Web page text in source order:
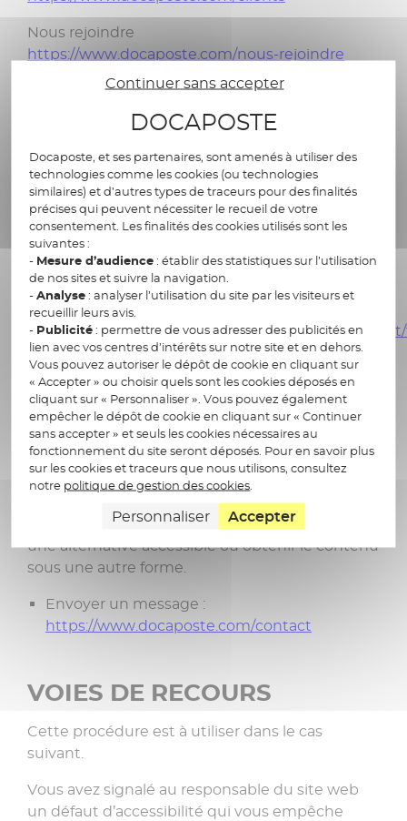
Nous rejoindre
https://www.docaposte.com/nous-rejoindre
Mentions légales
https://www.docaposte.com/informations-
Données personnelles
https://www.docaposte.com/donnees-
personnelles
Plan du site
https://www.docaposte.com/plan-de-site
Podcast
https://www.docaposte.com/mediatheque/
inno
RETOUR D’INFORMATION
ET CONTACT
Si vous n’arrivez pas à accéder à un contenu ou
à un service, vous pouvez contacter le
responsable du site web pour être orienté vers
une alternative accessible ou obtenir le contenu
sous une autre forme.
Envoyer un message :
https://www.docaposte.com/contact
VOIES DE RECOURS
Cette procédure est à utiliser dans le cas
suivant.
Vous avez signalé au responsable du site web
un défaut d’accessibilité qui vous empêche
Continuer sans accepter
DOCAPOSTE
Docaposte, et ses partenaires, sont amenés à utiliser des
technologies comme les cookies (ou technologies
similaires) et d’autres types de traceurs pour des finalités
précises qui peuvent nécessiter le recueil de votre
consentement. Les finalités des cookies utilisés sont les
suivantes :
- Mesure d’audience: établir des statistiques sur l’utilisation
de nos sites et suivre la navigation.
-Analyse: analyser l’utilisation du site par les visiteurs et
recueillir leurs avis.
- Publicité: permettre de vous adresser des publicités en
lien avec vos centres d’intérêts sur notre site et en dehors.
Vous pouvez autoriser le dépôt de cookie en cliquant sur
« Accepter » ou choisir quels sont les cookies déposés en
cliquant sur « Personnaliser ». Vous pouvez également
empêcher le dépôt de cookie en cliquant sur « Continuer
sans accepter » et seuls les cookies nécessaires au
fonctionnement du site seront déposés. Pour en savoir plus
sur les cookies et traceurs que nous utilisons, consultez
notre politique de gestion des cookies
Personnaliser Accepter